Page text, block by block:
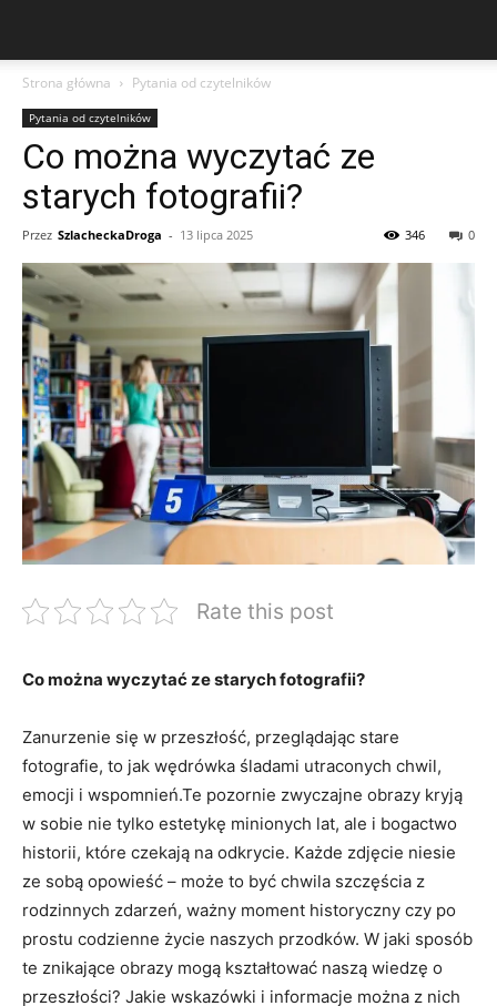
Strona główna Pytania od czytelników
Pytania od czytelników
Co można wyczytać ze
starych fotografii?
Przez SzlacheckaDroga - 13 lipca 2025 0
346
Rate this post
Co można wyczytać ze starych fotografii?
Zanurzenie się w przeszłość, przeglądając stare
fotografie, to jak wędrówka śladami utraconych chwil,
emocji i wspomnień.Te⁤ pozornie zwyczajne ​obrazy kryją
w sobie nie tylko ‌estetykę minionych lat, ale i bogactwo
historii, które⁤ czekają na odkrycie. Każde zdjęcie niesie
ze sobą opowieść – może to być chwila szczęścia z
rodzinnych zdarzeń, ważny moment⁢ historyczny czy‍ po
prostu codzienne życie naszych przodków. W ‌jaki sposób
te znikające obrazy mogą kształtować naszą wiedzę o
przeszłości? Jakie wskazówki i informacje można z nich